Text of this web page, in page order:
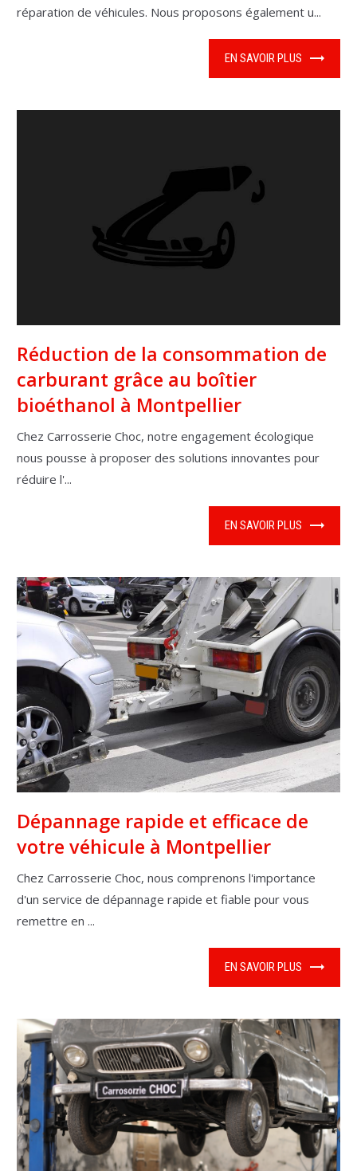
réparation de véhicules. Nous proposons également u...
EN SAVOIR PLUS
Réduction de la consommation de
carburant grâce au boîtier
bioéthanol à Montpellier
Chez Carrosserie Choc, notre engagement écologique
nous pousse à proposer des solutions innovantes pour
réduire l'...
EN SAVOIR PLUS
Dépannage rapide et efficace de
votre véhicule à Montpellier
Chez Carrosserie Choc, nous comprenons l'importance
d'un service de dépannage rapide et fiable pour vous
remettre en ...
EN SAVOIR PLUS